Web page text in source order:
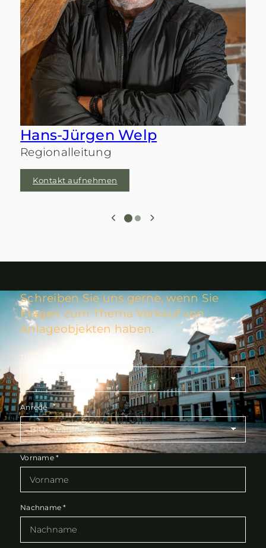
Hans-Jürgen Welp
Regionalleitung
Kontakt aufnehmen
Schreiben Sie uns gerne, wenn Sie
Fragen zum Thema Verkauf von
Anlageobjekten haben.
Anrede
Vorname*
Nachname*